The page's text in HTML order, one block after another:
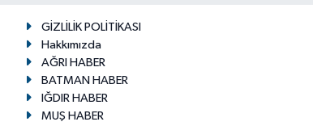
GİZLİLİK POLİTİKASI
Hakkımızda
AĞRI HABER
BATMAN HABER
IĞDIR HABER
MUŞ HABER